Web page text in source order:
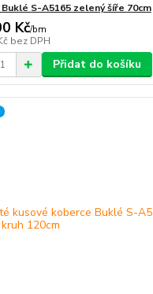
Buklé S-A5165 zelený šíře 70cm
Kč/bm
bez DPH
Přidat do košíku